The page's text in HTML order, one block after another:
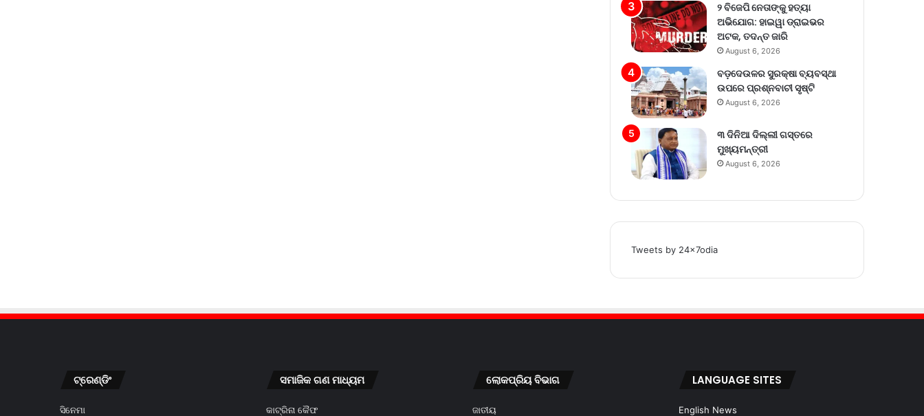
୨ ବିଜେପି ନେତାଙ୍କୁ ହତ୍ୟା
ଅଭିଯୋଗ: ହାଇୱା ଡ୍ରାଇଭର
ଅଟକ, ତଦନ୍ତ ଜାରି
August 6, 2026
ବଡ଼ଦେଉଳର ସୁରକ୍ଷା ବ୍ୟବସ୍ଥା
ଉପରେ ପ୍ରଶ୍ନବାଚୀ ସୃଷ୍ଟି
August 6, 2026
୩ ଦିନିଆ ଦିଲ୍ଲୀ ଗସ୍ତରେ
ମୁଖ୍ୟମନ୍ତ୍ରୀ
August 6, 2026
Tweets by 24x7odia
ଟ୍ରେଣ୍ଡିଂ
ସିନେମା
ସମାଜିକ ଗଣ ମାଧ୍ୟମ
କାଟ୍ରିନା କୈଫ
ଲୋକପ୍ରିୟ ବିଭାଗ
ଜାତୀୟ
LANGUAGE SITES
English News